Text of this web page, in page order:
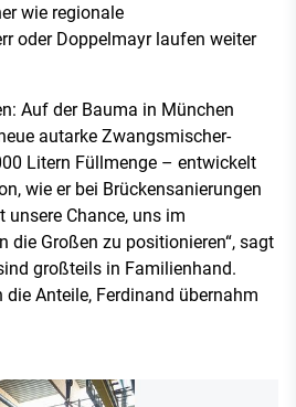
wie regionale
oder Doppelmayr laufen weiter
Auf der Bauma in München
autarke Zwangsmischer-
Litern Füllmenge – entwickelt
wie er bei Brückensanierungen
unsere Chance, uns im
die Großen zu positionieren“, sagt
großteils in Familienhand.
Anteile, Ferdinand übernahm